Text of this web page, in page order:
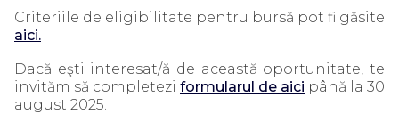
Criteriile de eligibilitate pentru bursă pot fi găsite
aici.
Dacă eşti interesat/ă de această oportunitate, te
invităm să completezi formularul de aici până la 30
august 2025.